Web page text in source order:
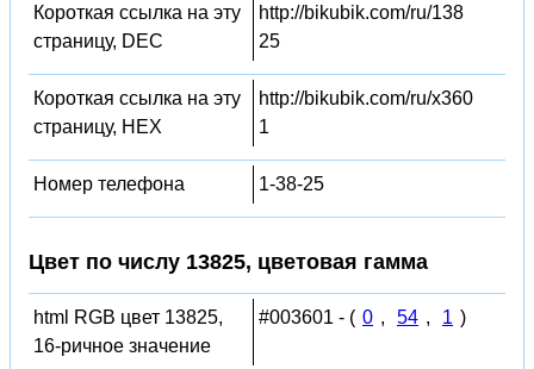
Короткая ссылка на эту
страницу, DEC
http://bikubik.com/ru/138
25
Короткая ссылка на эту
страницу, HEX
http://bikubik.com/ru/x360
1
Номер телефона 1-38-25
Цвет по числу 13825, цветовая гамма
html RGB цвет 13825,
16-ричное значение
#003601 - ( 0 , 54 , 1 )